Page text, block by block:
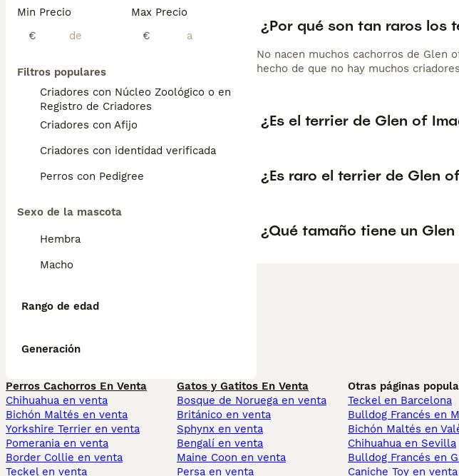
Min Precio
€
Max Precio
€
Filtros populares
Criadores con Núcleo Zoológico o en el
Registro de Criadores
Criadores con Afijo
Criadores con identidad verificada
Perros con Pedigree
Sexo de la mascota
Hembra
Macho
Rango de edad
Generación
¿Por qué son tan raros los
No nacen muchos cachorros de Glen
hecho de que no hay muchos
¿Es el terrier de Glen of
¿Es raro el terrier de Glen
¿Qué tamaño tiene un
Perros Cachorros En Venta
Chihuahua en venta
Bichón Maltés en venta
Yorkshire Terrier en venta
Pomerania en venta
Border Collie en venta
Teckel en venta
Gatos y Gatitos En Venta
Bosque de Noruega en venta
Británico en venta
Sphynx en venta
Bengalí en venta
Maine Coon en venta
Persa en venta
Otras páginas
Teckel en Barcelona
Bulldog Francés en
Bichón Maltés en
Chihuahua en Sevilla
Bulldog Francés en
Caniche Toy en